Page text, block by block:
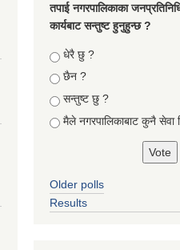
तपा‌ई नगरपालिकाका
कार्यबाट सन्तुष्ट हुनुहुन्छ ?
Choices
धेरै छु ?
छैन ?
सन्तुष्ट छु ?
मैले नगरपालिकाबाट कुनै सेवा
Older polls
Results